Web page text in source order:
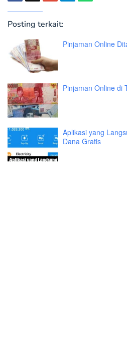
Posting terkait:
Pinjaman Online
Pinjaman Online di
Aplikasi yang
Dana Gratis